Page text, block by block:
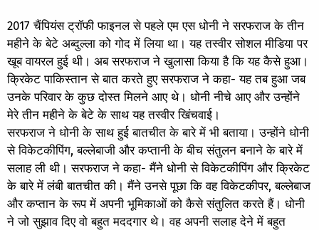
2017 चैंपियंस ट्रॉफी फाइनल से पहले एम एस धोनी ने सरफराज के तीन
महीने के बेटे अब्दुल्ला को गोद में लिया था। यह तस्वीर सोशल मीडिया पर
खूब वायरल हुई थी। अब सरफराज ने खुलासा किया है कि यह कैसे हुआ।
क्रिकेट पाकिस्तान से बात करते हुए सरफराज ने कहा- यह तब हुआ जब
उनके परिवार के कुछ दोस्त मिलने आए थे। धोनी नीचे आए और उन्होंने
मेरे तीन महीने के बेटे के साथ यह तस्वीर खिंचवाई।
सरफराज ने धोनी के साथ हुई बातचीत के बारे में भी बताया। उन्होंने धोनी
से विकेटकीपिंग, बल्लेबाजी और कप्तानी के बीच संतुलन बनाने के बारे में
सलाह ली थी। सरफराज ने कहा- मैंने धोनी से विकेटकीपिंग और क्रिकेट
के बारे में लंबी बातचीत की। मैंने उनसे पूछा कि वह विकेटकीपर, बल्लेबाज
और कप्तान के रूप में अपनी भूमिकाओं को कैसे संतुलित करते हैं। धोनी
ने जो सुझाव दिए वो बहुत मददगार थे। वह अपनी सलाह देने में बहुत